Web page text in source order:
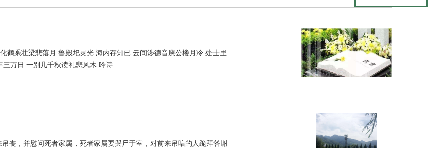
鹤乘壮梁悲落月 鲁殿圯灵光 海内存知已 云间涉德音庾公楼月冷 处士里
三万日 一别几千秋读礼悲风木 吟诗……
丧，并慰问死者家属，死者家属要哭尸于室，对前来吊唁的人跪拜答谢